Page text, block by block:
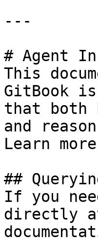
---
# Agent
This
GitBook
that both
and
Learn
##
If you
directly